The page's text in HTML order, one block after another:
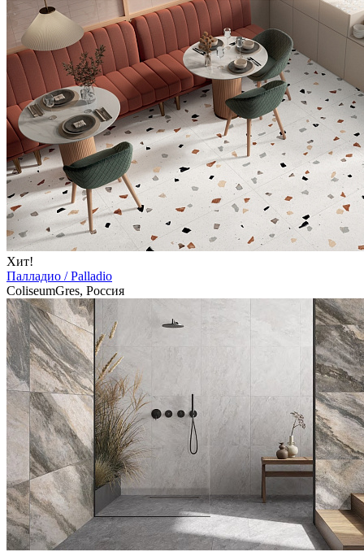
Хит!
Палладио / Palladio
ColiseumGres, Россия